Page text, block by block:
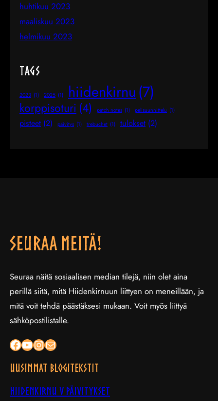
huhtikuu 2023
maaliskuu 2023
helmikuu 2023
Tags
2023 (1) 2025 (1) hiidenkirnu(7)
korppisoturi (4) patch notes (1) pelisuunnittelu (1)
pisteet (2) päivitys (1) trebuchet (1) tulokset (2)
Seuraa meitä!
Seuraa näitä sosiaalisen median tilejä, niin olet aina
perillä siitä, mitä Hiidenkirnuun liittyen on meneillään, ja
mitä voit tehdä päästäksesi mukaan. Voit myös liittyä
sähköpostilistalle.
Facebook YouTube InstagramSähköposti
Uusimmat blogitekstit
Hiidenkirnu V päivitykset